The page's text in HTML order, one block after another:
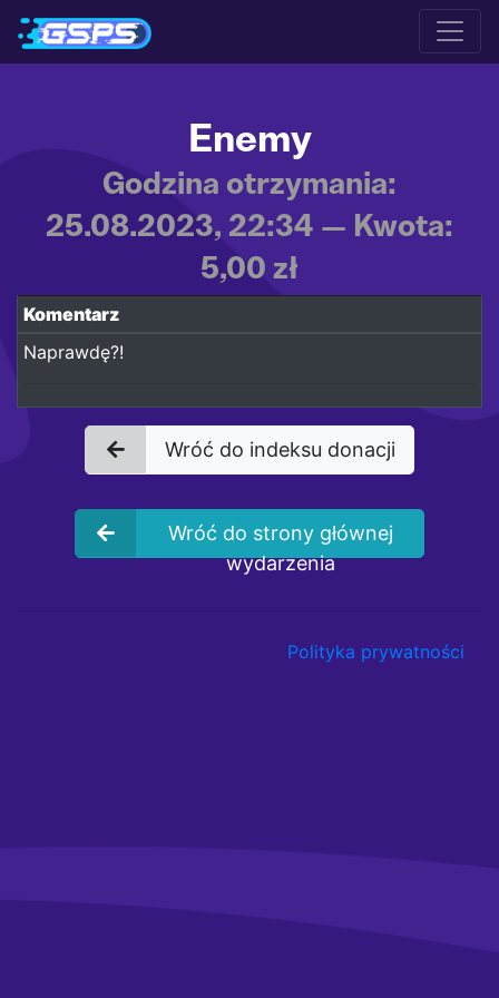
Enemy
Godzina otrzymania:
25.08.2023, 22:34 — Kwota:
5,00 zł
Komentarz
Naprawdę?!
Wróć do indeksu donacji
Wróć do strony głównej
wydarzenia
Polityka prywatności